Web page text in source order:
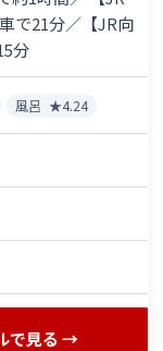
で21分／【JR向
分
風呂 ★4.24
で見る →